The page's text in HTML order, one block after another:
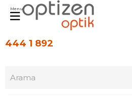
444 1 892
Menu